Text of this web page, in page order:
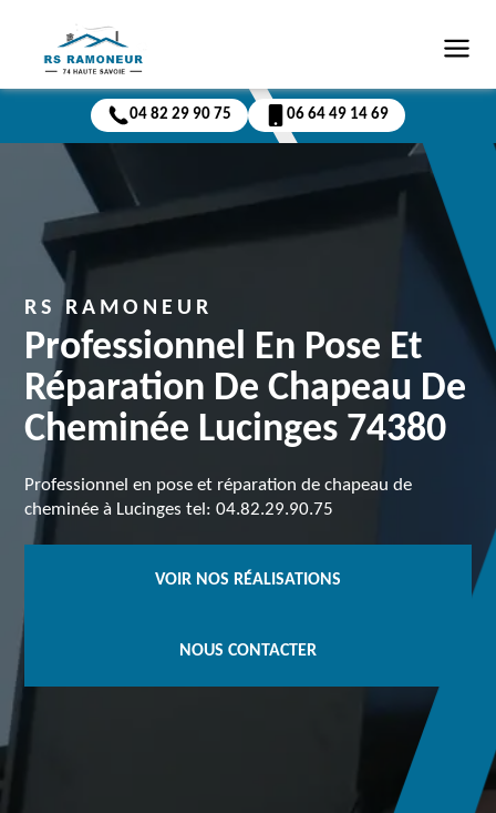
04 82 29 90 75 06 64 49 14 69
RS RAMONEUR
Professionnel En Pose Et
Réparation De Chapeau De
Cheminée Lucinges 74380
Professionnel en pose et réparation de chapeau de
cheminée à Lucinges tel: 04.82.29.90.75
VOIR NOS RÉALISATIONS
NOUS CONTACTER